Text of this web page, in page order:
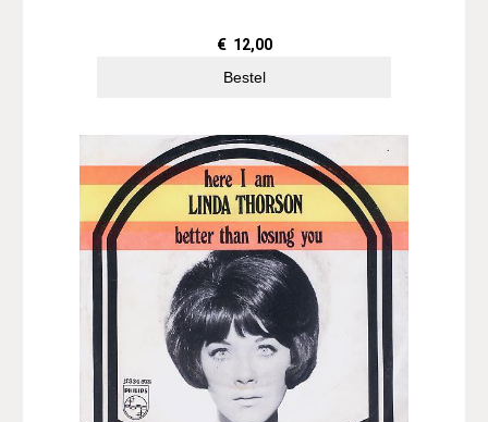
€ 12,00
Bestel